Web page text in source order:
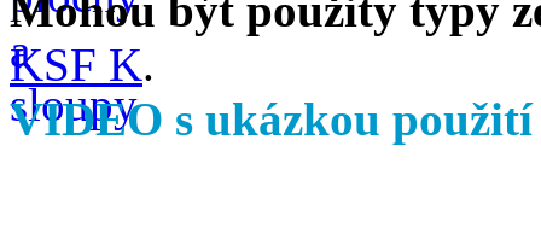
KSF K.
VIDEO s ukázkou